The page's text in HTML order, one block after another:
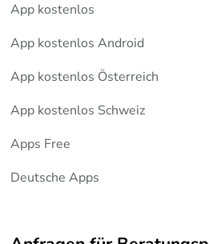
App kostenlos
App kostenlos Android
App kostenlos Österreich
App kostenlos Schweiz
Apps Free
Deutsche Apps